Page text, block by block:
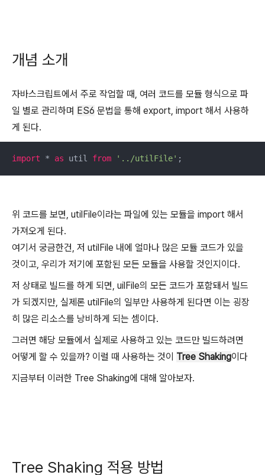
개념 소개
자바스크립트에서 주로 작업할 때, 여러 코드를 모듈 형식으로 파
일 별로 관리하며 ES6 문법을 통해 export, import 해서 사용하
게 된다.
import * as util from '../utilFile' ;
위 코드를 보면, utilFile이라는 파일에 있는 모듈을 import 해서
가져오게 된다.
여기서 궁금한건, 저 utilFile 내에 얼마나 많은 모듈 코드가 있을
것이고, 우리가 저기에 포함된 모든 모듈을 사용할 것인지이다.
저 상태로 빌드를 하게 되면, uilFile의 모든 코드가 포함돼서 빌드
가 되겠지만, 실제론 utilFile의 일부만 사용하게 된다면 이는 굉장
히 많은 리소스를 낭비하게 되는 셈이다.
그러면 해당 모듈에서 실제로 사용하고 있는 코드만 빌드하려면
어떻게 할 수 있을까? 이럴 때 사용하는 것이 Tree Shaking이다
지금부터 이러한 Tree Shaking에 대해 알아보자.
Tree Shaking 적용 방법